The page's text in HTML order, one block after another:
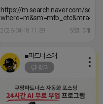
https://m.search.naver.com/
2026-04-18 11:39 댓글: 0개
광고